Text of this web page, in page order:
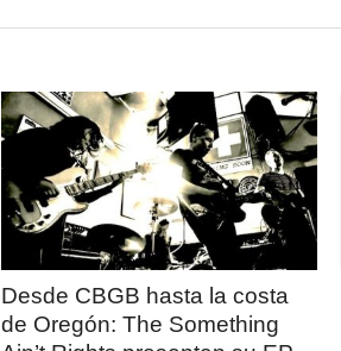
LEER
MAS
Desde CBGB hasta la costa
de Oregón: The Something